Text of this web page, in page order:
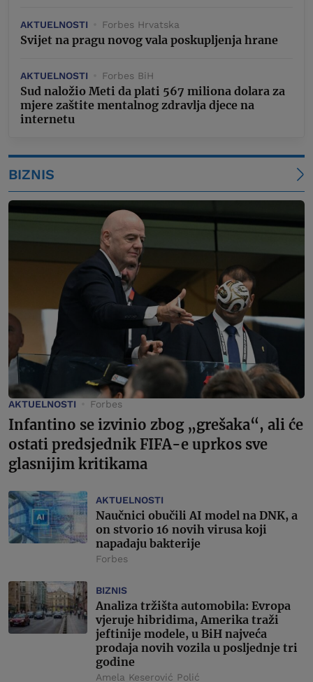
AKTUELNOSTI Forbes Hrvatska
Svijet na pragu novog vala poskupljenja hrane
AKTUELNOSTI Forbes BiH
Sud naložio Meti da plati 567 miliona dolara za
mjere zaštite mentalnog zdravlja djece na
internetu
BIZNIS
AKTUELNOSTI Forbes
Infantino se izvinio zbog „grešaka“, ali će
ostati predsjednik FIFA-e uprkos sve
glasnijim kritikama
AKTUELNOSTI
Naučnici obučili AI model na DNK, a
on stvorio 16 novih virusa koji
napadaju bakterije
Forbes
BIZNIS
Analiza tržišta automobila: Evropa
vjeruje hibridima, Amerika traži
jeftinije modele, u BiH najveća
prodaja novih vozila u posljednje tri
godine
Amela Keserović Polić